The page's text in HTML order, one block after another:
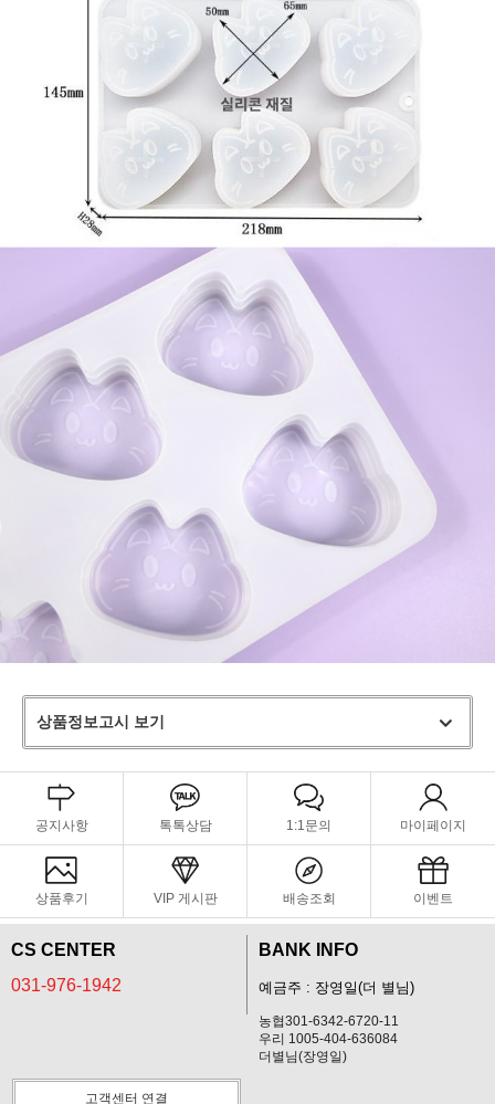
상품정보고시 보기
공지사항 톡톡상담 1:1문의 마이페이지
상품후기 VIP 게시판 배송조회 이벤트
CS CENTER
031-976-1942
BANK INFO
예금주 : 장영일(더 별님)
농협301-6342-6720-11
우리 1005-404-636084
더별님(장영일)
고객센터 연결